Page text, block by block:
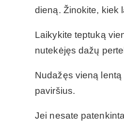
dieną. Žinokite, kiek
Laikykite teptuką
nutekėjęs dažų
Nudažęs vieną
paviršius.
Jei nesate